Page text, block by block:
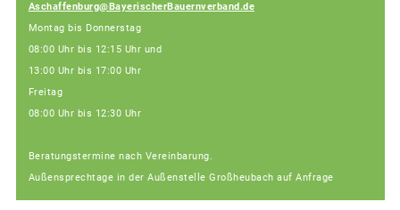
Aschaffenburg@BayerischerBauernverband.de
Montag bis Donnerstag
08:00 Uhr bis 12:15 Uhr und
13:00 Uhr bis 17:00 Uhr
Freitag
08:00 Uhr bis 12:30 Uhr
Beratungstermine nach Vereinbarung.
Außensprechtage in der Außenstelle Großheubach auf Anfrage